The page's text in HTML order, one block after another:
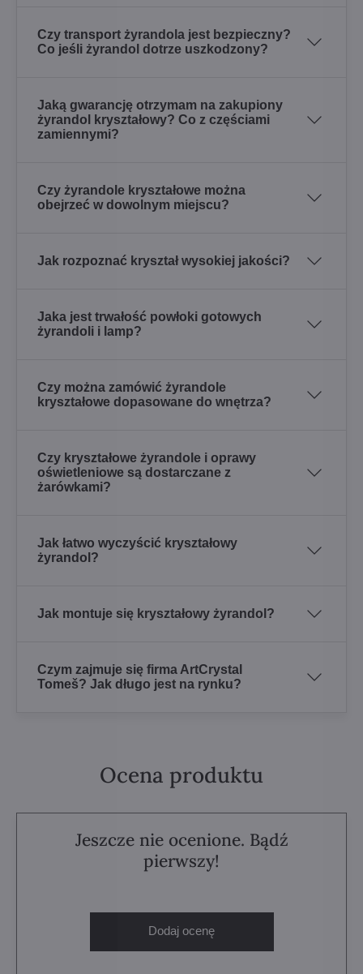
Czy transport żyrandola jest bezpieczny?
Co jeśli żyrandol dotrze uszkodzony?
Jaką gwarancję otrzymam na zakupiony
żyrandol kryształowy? Co z częściami
zamiennymi?
Czy żyrandole kryształowe można
obejrzeć w dowolnym miejscu?
Jak rozpoznać kryształ wysokiej jakości?
Jaka jest trwałość powłoki gotowych
żyrandoli i lamp?
Czy można zamówić żyrandole
kryształowe dopasowane do wnętrza?
Czy kryształowe żyrandole i oprawy
oświetleniowe są dostarczane z
żarówkami?
Jak łatwo wyczyścić kryształowy
żyrandol?
Jak montuje się kryształowy żyrandol?
Czym zajmuje się firma ArtCrystal
Tomeš? Jak długo jest na rynku?
Ocena produktu
Jeszcze nie ocenione. Bądź
pierwszy!
Dodaj ocenę